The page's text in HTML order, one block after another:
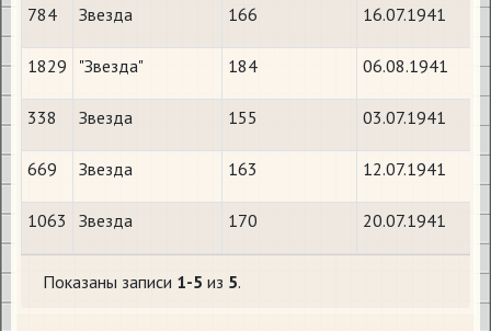
784 Звезда 166 16.07.1941
1829 "Звезда" 184 06.08.1941
338 Звезда 155 03.07.1941
669 Звезда 163 12.07.1941
1063 Звезда 170 20.07.1941
Показаны записи 1-5 из 5.